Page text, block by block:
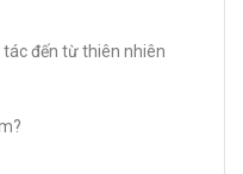
đến từ thiên nhiên